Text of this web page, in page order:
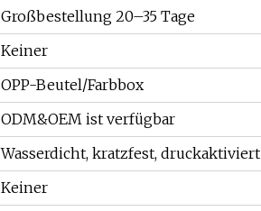
Großbestellung 20–35 Tage
Keiner
OPP-Beutel/Farbbox
ODM&OEM ist verfügbar
Wasserdicht, kratzfest, druckaktiviert
Keiner